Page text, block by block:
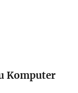
Komputer